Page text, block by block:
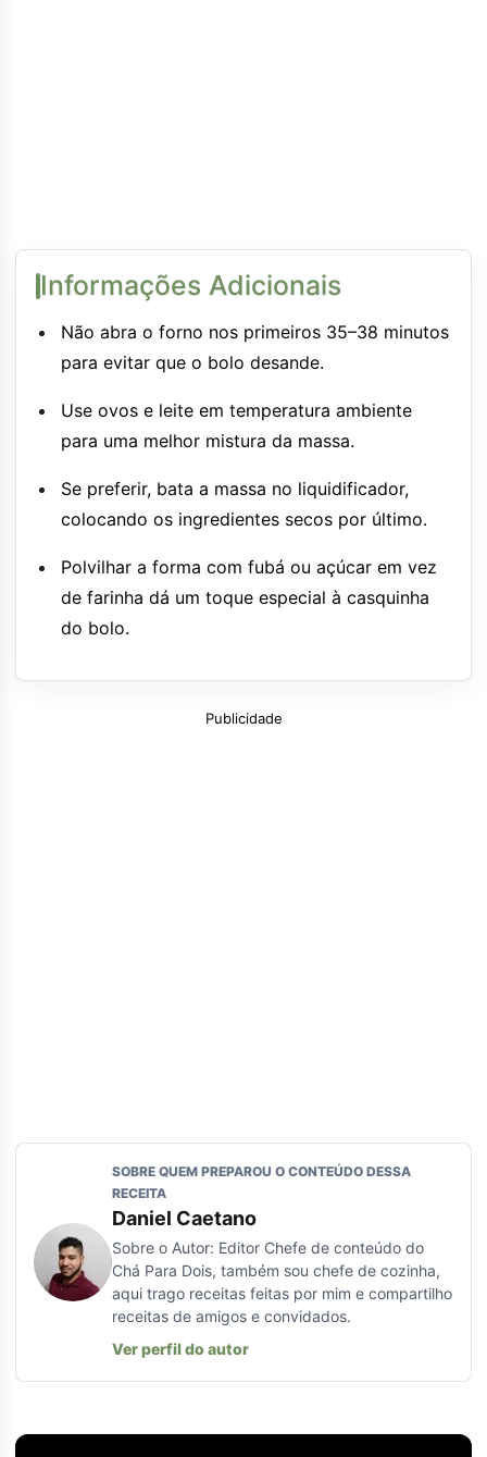
Informações Adicionais
Não abra o forno nos primeiros 35–38 minutos
para evitar que o bolo desande.
Use ovos e leite em temperatura ambiente
para uma melhor mistura da massa.
Se preferir, bata a massa no liquidificador,
colocando os ingredientes secos por último.
Polvilhar a forma com fubá ou açúcar em vez
de farinha dá um toque especial à casquinha
do bolo.
Publicidade
SOBRE QUEM PREPAROU O CONTEÚDO DESSA
RECEITA
Daniel Caetano
Sobre o Autor: Editor Chefe de conteúdo do
Chá Para Dois, também sou chefe de cozinha,
aqui trago receitas feitas por mim e compartilho
receitas de amigos e convidados.
Ver perfil do autor